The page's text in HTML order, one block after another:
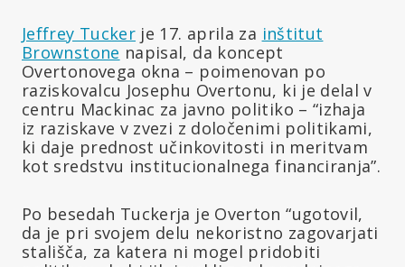
Jeffrey Tucker je 17. aprila za inštitut
Brownstone napisal, da koncept
Overtonovega okna – poimenovan po
raziskovalcu Josephu Overtonu, ki je delal v
centru Mackinac za javno politiko – “izhaja
iz raziskave v zvezi z določenimi politikami,
ki daje prednost učinkovitosti in meritvam
kot sredstvu institucionalnega financiranja”.
Po besedah Tuckerja je Overton “ugotovil,
da je pri svojem delu nekoristno zagovarjati
stališča, za katera ni mogel pridobiti